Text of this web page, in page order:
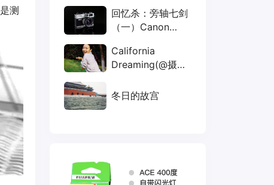
测
回忆杀：旁轴七剑
（一）Canon
California
Dreaming(@摄影
冬日的故宫